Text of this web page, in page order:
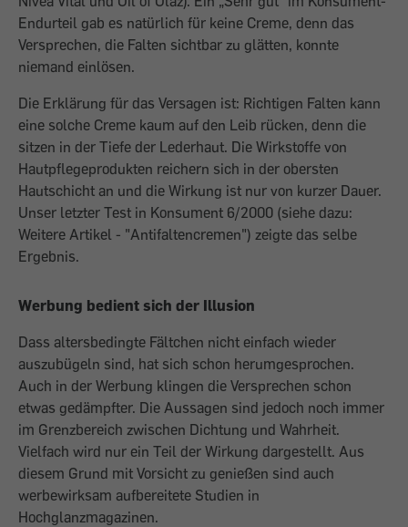
Endurteil gab es natürlich für keine Creme, denn das
Versprechen, die Falten sichtbar zu glätten, konnte
niemand einlösen.
Die Erklärung für das Versagen ist: Richtigen Falten kann
eine solche Creme kaum auf den Leib rücken, denn die
sitzen in der Tiefe der Lederhaut. Die Wirkstoffe von
Hautpflegeprodukten reichern sich in der obersten
Hautschicht an und die Wirkung ist nur von kurzer Dauer.
Unser letzter Test in Konsument 6/2000 (siehe dazu:
Weitere Artikel - "Antifaltencremen") zeigte das selbe
Ergebnis.
Werbung bedient sich der Illusion
Dass altersbedingte Fältchen nicht einfach wieder
auszubügeln sind, hat sich schon herumgesprochen.
Auch in der Werbung klingen die Versprechen schon
etwas gedämpfter. Die Aussagen sind jedoch noch immer
im Grenzbereich zwischen Dichtung und Wahrheit.
Vielfach wird nur ein Teil der Wirkung dargestellt. Aus
diesem Grund mit Vorsicht zu genießen sind auch
werbewirksam aufbereitete Studien in
Hochglanzmagazinen.